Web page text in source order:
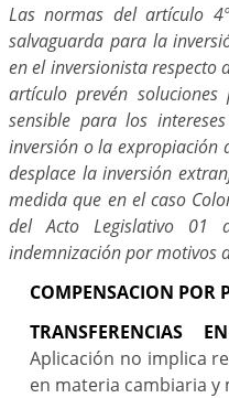
Las normas del artículo
salvaguarda para la
en el inversionista respecto
artículo prevén
sensible para los
inversión o la expropiación
desplace la inversión
medida que en el caso
del Acto Legislativo 01
indemnización por motivos
COMPENSACION POR
TRANSFERENCIAS
Aplicación no implica
en materia cambiaria